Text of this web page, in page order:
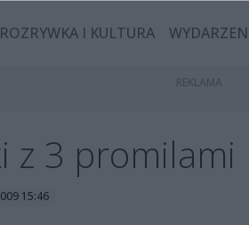
ROZRYWKA I KULTURA
z 3 promilami
15:46